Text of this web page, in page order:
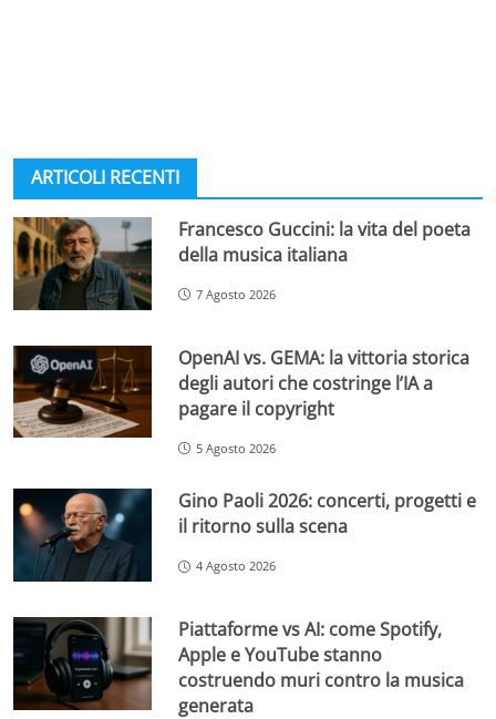
ARTICOLI RECENTI
Francesco Guccini: la vita del poeta
della musica italiana
7 Agosto 2026
OpenAI vs. GEMA: la vittoria storica
degli autori che costringe l’IA a
pagare il copyright
5 Agosto 2026
Gino Paoli 2026: concerti, progetti e
il ritorno sulla scena
4 Agosto 2026
Piattaforme vs AI: come Spotify,
Apple e YouTube stanno
costruendo muri contro la musica
generata